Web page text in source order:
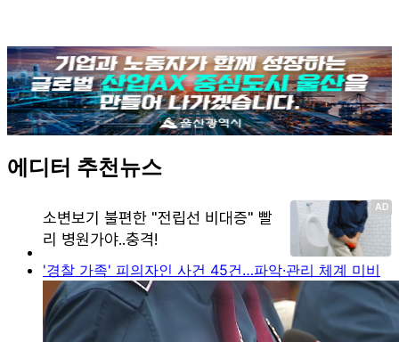
에디터 추천뉴스
'경찰 가족' 피의자인 사건 45건…파악·관리 체계 미비